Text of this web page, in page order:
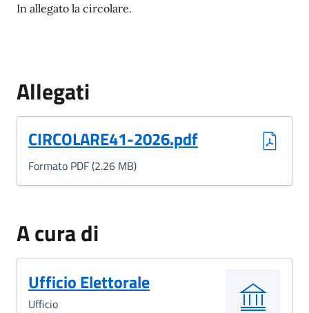
In allegato la circolare.
Allegati
CIRCOLARE41-2026.pdf
(Formato PDF, 2.26 MB)
Formato PDF (2.26 MB)
A cura di
Ufficio Elettorale
Ufficio